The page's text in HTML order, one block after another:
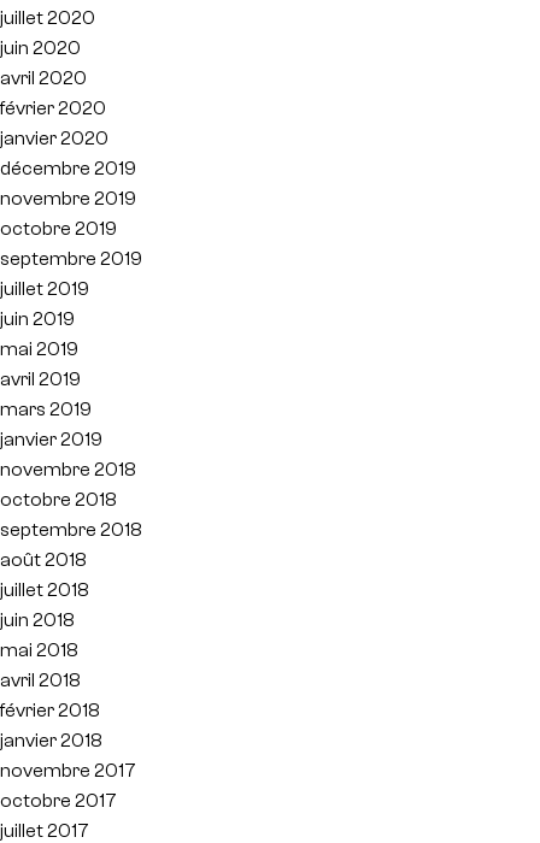
juillet 2020
juin 2020
avril 2020
février 2020
janvier 2020
décembre 2019
novembre 2019
octobre 2019
septembre 2019
juillet 2019
juin 2019
mai 2019
avril 2019
mars 2019
janvier 2019
novembre 2018
octobre 2018
septembre 2018
août 2018
juillet 2018
juin 2018
mai 2018
avril 2018
février 2018
janvier 2018
novembre 2017
octobre 2017
juillet 2017